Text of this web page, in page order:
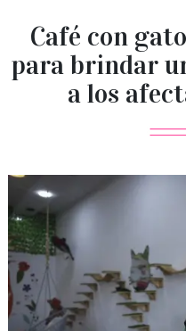
Café con
para brindar
a los